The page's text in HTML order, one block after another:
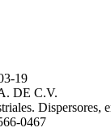
19
DE C.V.
0467